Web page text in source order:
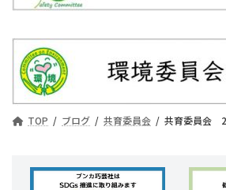
TOP ブログ 共育委員会 共育委員会